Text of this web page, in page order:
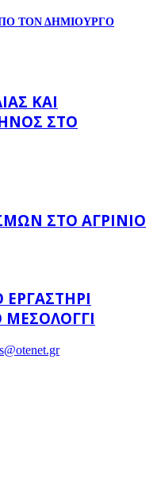
ΤΟΝ ΔΗΜΙΟΥΡΓΟ
ΚΑΙ
ΣΤΟ
ΣΤΟ ΑΓΡΊΝΙΟ
ΜΕΣΟΛΌΓΓΙ